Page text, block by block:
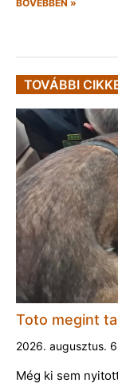
BŐVEBBEN »
TOVÁBBI
Toto megint
2026. augusztus.
Még ki sem